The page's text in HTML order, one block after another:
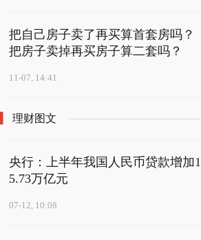
把自己房子卖了再买算首套房吗？
把房子卖掉再买房子算二套吗？
11-07, 14:41
理财图文
央行：上半年我国人民币贷款增加1
5.73万亿元
07-12, 10:08